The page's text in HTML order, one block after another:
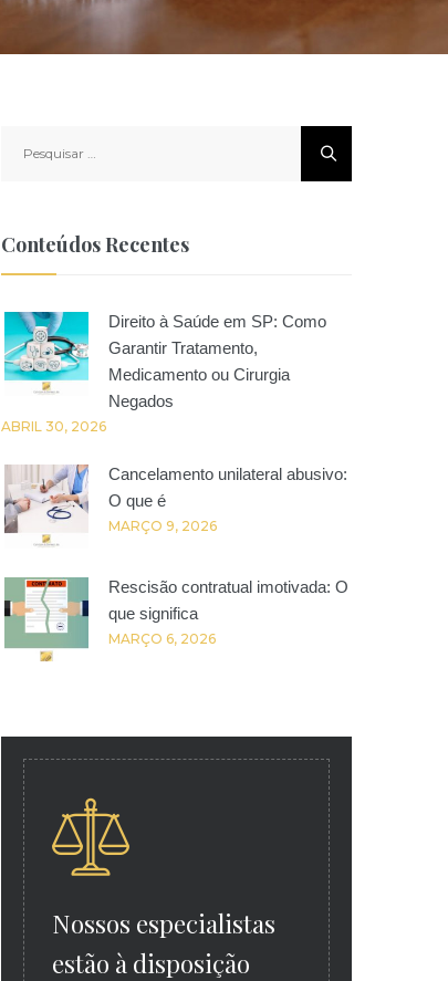
por:
Conteúdos Recentes
Direito à Saúde em SP: Como
Garantir Tratamento,
Medicamento ou Cirurgia
Negados
ABRIL 30, 2026
Cancelamento unilateral abusivo:
O que é
MARÇO 9, 2026
Rescisão contratual imotivada: O
que significa
MARÇO 6, 2026
Nossos especialistas
estão à disposição